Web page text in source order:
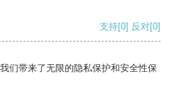
支持[0] 反对[0]
们带来了无限的隐私保护和安全性保